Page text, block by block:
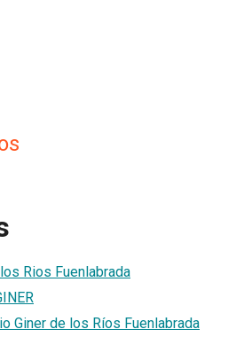
Rios Fuenlabrada
Giner de los Ríos Fuenlabrada